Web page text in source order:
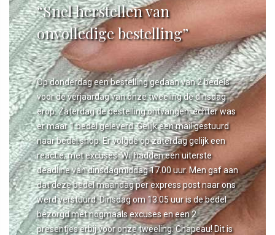
“Snel herstellen van
onvolledige bestelling”
Op donderdag een bestelling gedaan van 2 bedels
voor de verjaardag van onze tweeling de dinsdag
erop. Zaterdag de bestelling ontvangen, echter was
er maar 1 bedel geleverd. Gelijk een mail gestuurd
naar bedel.shop. Er volgde op zaterdag gelijk een
reactie, met excuses. Wij hadden een uiterste
deadline van dinsdagmiddag 17.00 uur. Men gaf aan
dat deze bedel maandag per express post naar ons
werd verstuurd. Dinsdag om 13.05 uur is de bedel
bezorgd met nogmaals excuses en een 2
presentjes erbij voor onze tweeling. Chapeau! Dit is